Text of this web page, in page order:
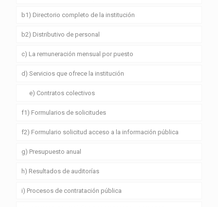
b1) Directorio completo de la institución
b2) Distributivo de personal
c) La remuneración mensual por puesto
d) Servicios que ofrece la institución
e) Contratos colectivos
f1) Formularios de solicitudes
f2) Formulario solicitud acceso a la información pública
g) Presupuesto anual
h) Resultados de auditorías
i) Procesos de contratación pública